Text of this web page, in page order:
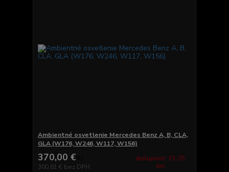
Ambientné osvetlenie Mercedes Benz A, B, CLA,
GLA (W176, W246, W117, W156)
370,00 €
300,81 € bez DPH
dostupnosť: 15-25
dní